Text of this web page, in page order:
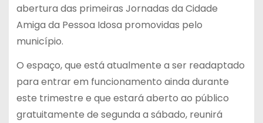
abertura das primeiras Jornadas da Cidade
Amiga da Pessoa Idosa promovidas pelo
município.
O espaço, que está atualmente a ser readaptado
para entrar em funcionamento ainda durante
este trimestre e que estará aberto ao público
gratuitamente de segunda a sábado, reunirá